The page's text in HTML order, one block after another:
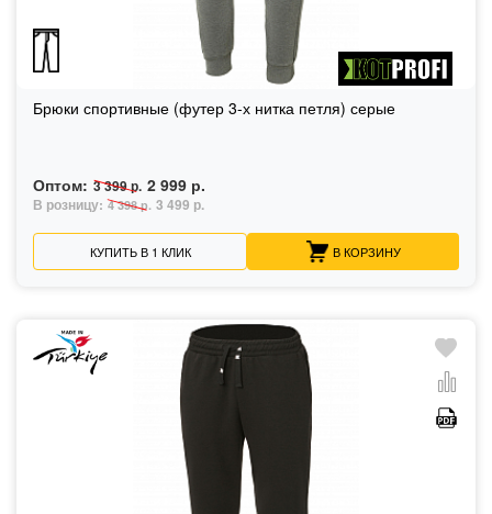
Брюки спортивные (футер 3-х нитка петля) серые
Оптом: 3 399 р. 2 999 р.
В розницу: 4 398 р. 3 499 р.
КУПИТЬ В 1 КЛИК В КОРЗИНУ